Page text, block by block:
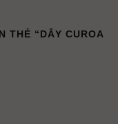
THẺ “DÂY CUROA